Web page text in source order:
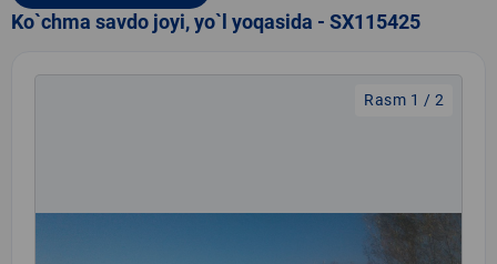
Ko`chma savdo joyi, yo`l yoqasida - SX115425
Rasm 1 / 2